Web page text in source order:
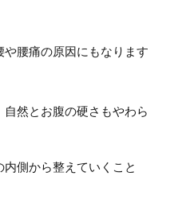
腰痛の原因にもなります
然とお腹の硬さもやわら
側から整えていくこと